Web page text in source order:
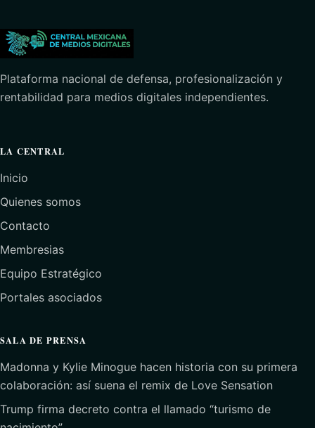
Plataforma nacional de defensa, profesionalización y
rentabilidad para medios digitales independientes.
LA CENTRAL
Inicio
Quienes somos
Contacto
Membresias
Equipo Estratégico
Portales asociados
SALA DE PRENSA
Madonna y Kylie Minogue hacen historia con su primera
colaboración: así suena el remix de Love Sensation
Trump firma decreto contra el llamado “turismo de